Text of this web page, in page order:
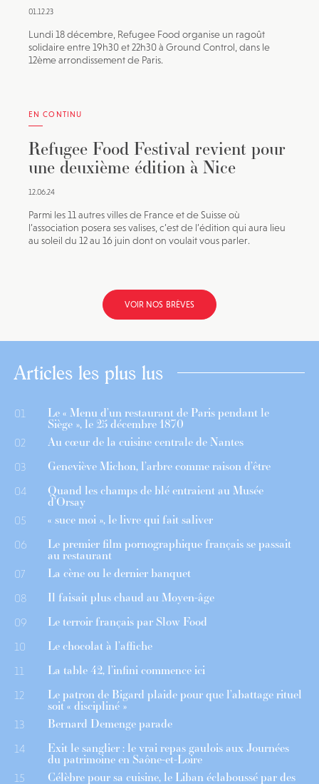
01.12.23
Lundi 18 décembre, Refugee Food organise un ragoût
solidaire entre 19h30 et 22h30 à Ground Control, dans le
12ème arrondissement de Paris.
EN CONTINU
Refugee Food Festival revient pour
une deuxième édition à Nice
12.06.24
Parmi les 11 autres villes de France et de Suisse où
l’association posera ses valises, c’est de l’édition qui aura lieu
au soleil du 12 au 16 juin dont on voulait vous parler.
VOIR NOS BRÈVES
Articles les plus lus
01 Le « Menu d’un restaurant de Paris pendant le
Siège », le 25 décembre 1870
02 Au cœur de la cuisine centrale de Nantes
03 Geneviève Michon, l’arbre comme raison d’être
04 Quand les champs de blé entraient au Musée
d’Orsay
05 « suce moi », le livre qui fait saliver
06 Le premier film pornographique français se passait
au restaurant
07 La cène ou le dernier banquet
08 Il faisait plus chaud au Moyen-âge
09 Le terroir français par Slow Food
10 Le chocolat à l’affiche
11 La table 42, l’infini commence ici
12 Le patron de Bigard plaide pour que l’abattage rituel
soit « discipliné »
13 Bernard Demenge parade
14 Exit le sanglier : le vrai repas gaulois aux Journées
du patrimoine en Saône-et-Loire
15 Célèbre pour sa cuisine, le Liban éclaboussé par des